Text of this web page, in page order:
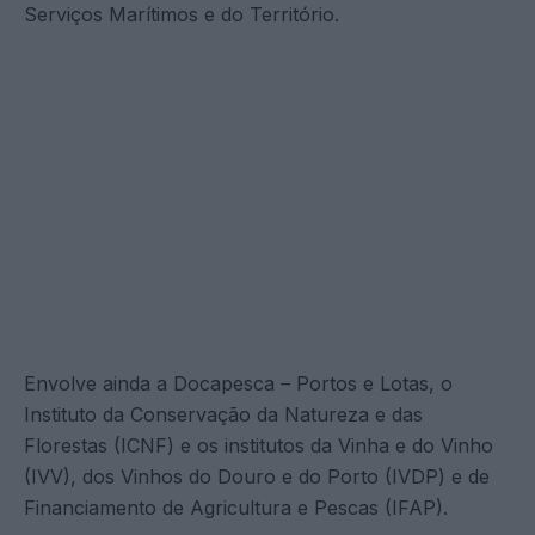
Serviços Marítimos e do Território.
Envolve ainda a Docapesca – Portos e Lotas, o
Instituto da Conservação da Natureza e das
Florestas (ICNF) e os institutos da Vinha e do Vinho
(IVV), dos Vinhos do Douro e do Porto (IVDP) e de
Financiamento de Agricultura e Pescas (IFAP).